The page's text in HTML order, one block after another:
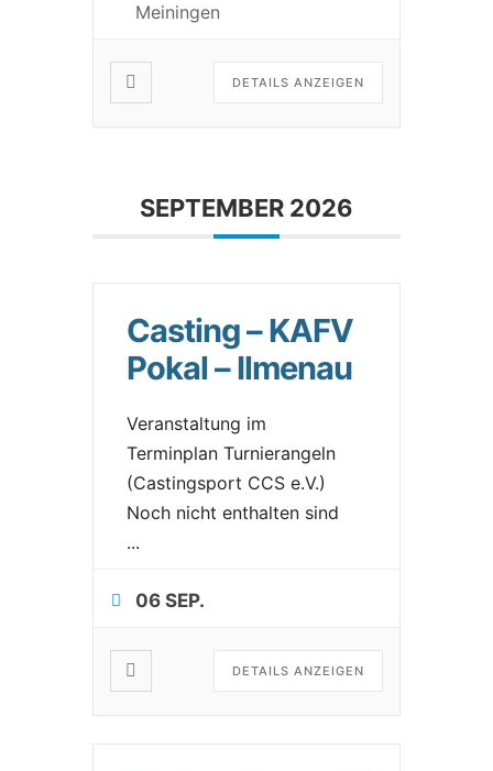
Meiningen
DETAILS ANZEIGEN
SEPTEMBER 2026
Casting – KAFV
Pokal – Ilmenau
Veranstaltung im
Terminplan Turnierangeln
(Castingsport CCS e.V.)
Noch nicht enthalten sind
...
06 SEP.
DETAILS ANZEIGEN